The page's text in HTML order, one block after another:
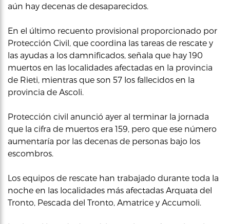
aún hay decenas de desaparecidos.
En el último recuento provisional proporcionado por
Protección Civil, que coordina las tareas de rescate y
las ayudas a los damnificados, señala que hay 190
muertos en las localidades afectadas en la provincia
de Rieti, mientras que son 57 los fallecidos en la
provincia de Ascoli.
Protección civil anunció ayer al terminar la jornada
que la cifra de muertos era 159, pero que ese número
aumentaría por las decenas de personas bajo los
escombros.
Los equipos de rescate han trabajado durante toda la
noche en las localidades más afectadas Arquata del
Tronto, Pescada del Tronto, Amatrice y Accumoli.